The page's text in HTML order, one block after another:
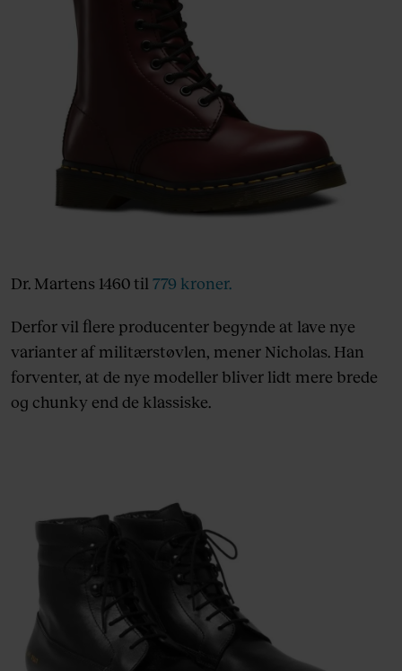
Dr. Martens 1460 til 779 kroner.
Derfor vil flere producenter begynde at lave nye
varianter af militærstøvlen, mener Nicholas. Han
forventer, at de nye modeller bliver lidt mere brede
og chunky end de klassiske.